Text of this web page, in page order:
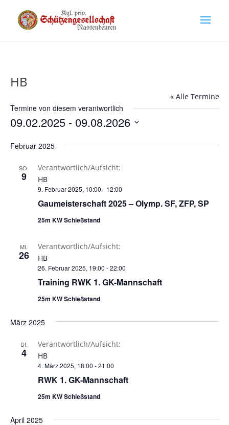
HB
« Alle Termine
Termine von diesem verantwortlich
09.02.2025 - 09.08.2026
wählen.
Februar 2025
SO.
9
9. Februar 2025, 10:00 - 12:00
Gaumeisterschaft 2025 – Olymp. SF, ZFP, SP
25m KW Schießstand
Verantwortlich/Aufsicht:
HB
MI.
26
26. Februar 2025, 19:00 -22:00
Training RWK 1. GK-Mannschaft
25m KW Schießstand
Verantwortlich/Aufsicht:
HB
März 2025
DI.
4
4. März 2025, 18:00 -21:00
RWK 1. GK-Mannschaft
25m KW Schießstand
Verantwortlich/Aufsicht:
HB
April 2025